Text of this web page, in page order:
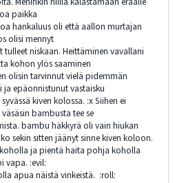
paikka
hankaluus oli että aallon murtajan
olisi mennyt
niskaan. Heittäminen vavallani
kohon ylös saaminen
olisin tarvinnut vielä pidemmän
epäonnistunut vastaisku
kiven kolossa. :x Siihen ei
bambusta tee se
bambu häkkyrä oli vain hiukan
sekin sitten jäänyt sinne kiven koloon.
ja pientä haita pohja koholla
vapa. :evil:
apua näistä vinkeistä. :roll: